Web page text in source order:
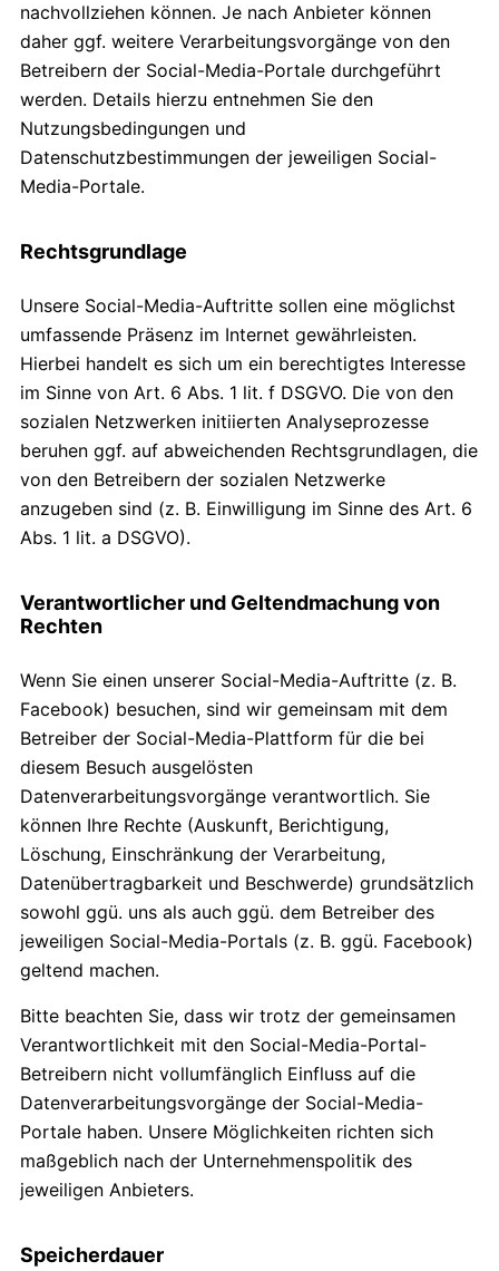
nachvollziehen können. Je nach Anbieter können
daher ggf. weitere Verarbeitungsvorgänge von den
Betreibern der Social-Media-Portale durchgeführt
werden. Details hierzu entnehmen Sie den
Nutzungsbedingungen und
Datenschutzbestimmungen der jeweiligen Social-
Media-Portale.
Rechtsgrundlage
Unsere Social-Media-Auftritte sollen eine möglichst
umfassende Präsenz im Internet gewährleisten.
Hierbei handelt es sich um ein berechtigtes Interesse
im Sinne von Art. 6 Abs. 1 lit. f DSGVO. Die von den
sozialen Netzwerken initiierten Analyseprozesse
beruhen ggf. auf abweichenden Rechtsgrundlagen, die
von den Betreibern der sozialen Netzwerke
anzugeben sind (z. B. Einwilligung im Sinne des Art. 6
Abs. 1 lit. a DSGVO).
Verantwortlicher und Geltendmachung von
Rechten
Wenn Sie einen unserer Social-Media-Auftritte (z. B.
Facebook) besuchen, sind wir gemeinsam mit dem
Betreiber der Social-Media-Plattform für die bei
diesem Besuch ausgelösten
Datenverarbeitungsvorgänge verantwortlich. Sie
können Ihre Rechte (Auskunft, Berichtigung,
Löschung, Einschränkung der Verarbeitung,
Datenübertragbarkeit und Beschwerde) grundsätzlich
sowohl ggü. uns als auch ggü. dem Betreiber des
jeweiligen Social-Media-Portals (z. B. ggü. Facebook)
geltend machen.
Bitte beachten Sie, dass wir trotz der gemeinsamen
Verantwortlichkeit mit den Social-Media-Portal-
Betreibern nicht vollumfänglich Einfluss auf die
Datenverarbeitungsvorgänge der Social-Media-
Portale haben. Unsere Möglichkeiten richten sich
maßgeblich nach der Unternehmenspolitik des
jeweiligen Anbieters.
Speicherdauer